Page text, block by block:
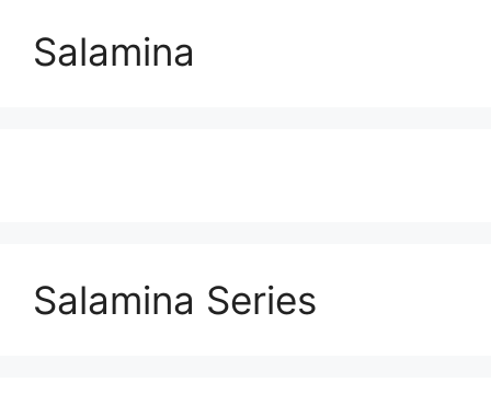
Salamina
Salamina Series